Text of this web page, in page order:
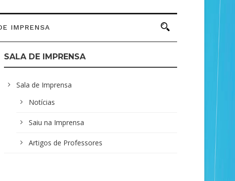
IMPRENSA
SALA DE IMPRENSA
Sala de Imprensa
Notícias
Saiu na Imprensa
Artigos de Professores